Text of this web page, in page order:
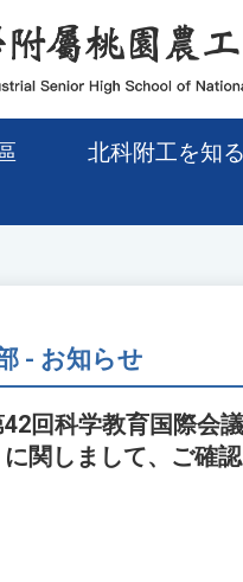
北科附工を知る
- お知らせ
42回科学教育国際
関しまして、ご確